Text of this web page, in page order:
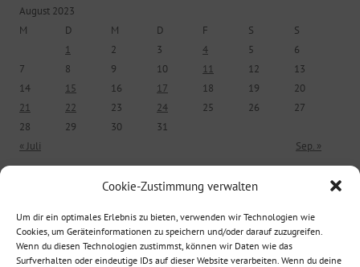
Cookie-Zustimmung verwalten
Um dir ein optimales Erlebnis zu bieten, verwenden wir Technologien wie
Cookies, um Geräteinformationen zu speichern und/oder darauf zuzugreifen.
Wenn du diesen Technologien zustimmst, können wir Daten wie das
Surfverhalten oder eindeutige IDs auf dieser Website verarbeiten. Wenn du deine
August 2023
M
D M D F S
S
1
2 3 4 5
6
7
8 9 10 11 12
13
14
15 16 17 18 19
20
21
22 23 24 25 26
27
28
29 30
31
« Juli
Sep. »
Ältere Beiträge